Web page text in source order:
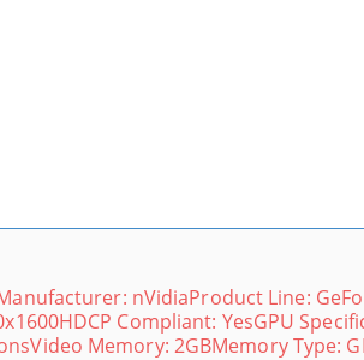
nVidiaProduct Line:
Compliant: YesGPU
Memory: 2GBMemory Type: